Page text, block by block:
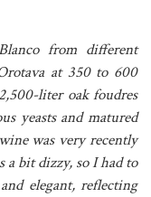
from different
at 350 to 600
liter oak foudres
yeasts and matured
was very recently
a bit dizzy, so I had to
elegant, reflecting